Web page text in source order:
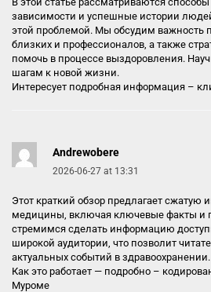
зависимости и успешные истории
этой проблемой. Мы обсудим важность
близких и профессионалов, а также
помочь в процессе выздоровления.
шагам к новой жизни.
Интересует подробная информация –
Andrewobere
2026-06-27 at 13:31
Этот краткий обзор предлагает
медицины, включая ключевые факты и
стремимся сделать информацию
широкой аудитории, что позволит
актуальных событий в здравоохранении.
Как это работает — подробно –
Муроме